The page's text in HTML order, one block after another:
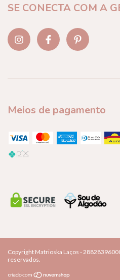
SE CONECTA COM A
Meios de pagamento
Copyright Matrioska Laços -
reservados.